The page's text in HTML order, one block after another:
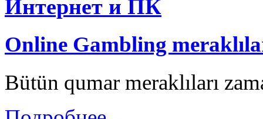
Интернет и ПК
Online Gambling
Bütün qumar meraklıları